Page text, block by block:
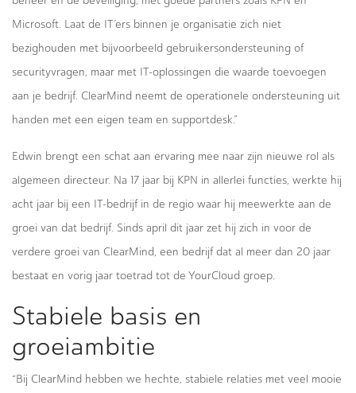
Microsoft. Laat de IT’ers binnen je organisatie zich niet
bezighouden met bijvoorbeeld gebruikersondersteuning of
securityvragen, maar met IT-oplossingen die waarde toevoegen
aan je bedrijf. ClearMind neemt de operationele ondersteuning uit
handen met een eigen team en supportdesk.”
Edwin brengt een schat aan ervaring mee naar zijn nieuwe rol als
algemeen directeur. Na 17 jaar bij KPN in allerlei functies, werkte hij
acht jaar bij een IT-bedrijf in de regio waar hij meewerkte aan de
groei van dat bedrijf. Sinds april dit jaar zet hij zich in voor de
verdere groei van ClearMind, een bedrijf dat al meer dan 20 jaar
bestaat en vorig jaar toetrad tot de YourCloud groep.
Stabiele basis en
groeiambitie
“Bij ClearMind hebben we hechte, stabiele relaties met veel mooie